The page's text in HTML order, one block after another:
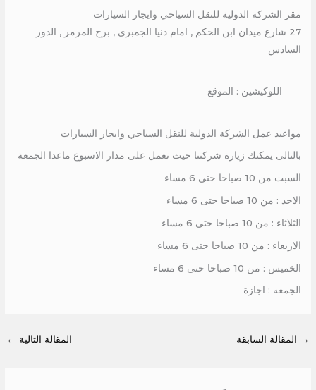
مقر الشركة الدولية للنقل السياحي وايجار السيارات
27 شارع ميدان ابن الحكم , امام دنيا الجمبرى , برج المرمر , الدور
السادس
اللوكيشين : الموقع
مواعيد عمل الشركة الدولية للنقل السياحي وايجار السيارات
بالتالى يمكنك زيارة شركتنا حيث نعمل على مدار الاسبوع ماعدا الجمعة
السبت من 10 صباحا حتى 6 مساء
الاحد : من 10 صباحا حتى 6 مساء
الثلاثاء : من 10 صباحا حتى 6 مساء
الاربعاء : من 10 صباحا حتى 6 مساء
الخميس : من 10 صباحا حتى 6 مساء
الجمعه : اجازة
→ المقالة السابقة المقالة التالية ←